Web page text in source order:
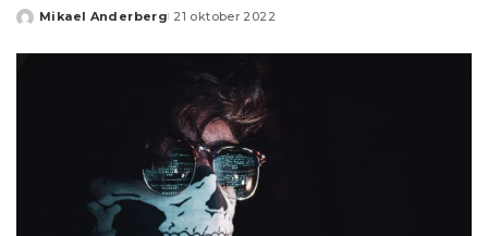
Posted
Mikael Anderberg 21 oktober 2022